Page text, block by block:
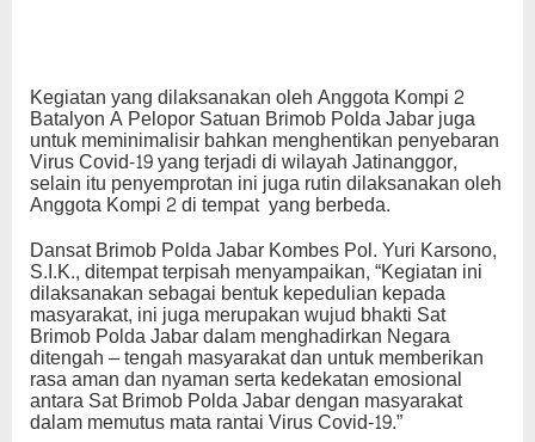
Kegiatan yang dilaksanakan oleh Anggota Kompi 2
Batalyon A Pelopor Satuan Brimob Polda Jabar juga
untuk meminimalisir bahkan menghentikan penyebaran
Virus Covid-19 yang terjadi di wilayah Jatinanggor,
selain itu penyemprotan ini juga rutin dilaksanakan oleh
Anggota Kompi 2 di tempat yang berbeda.
Dansat Brimob Polda Jabar Kombes Pol. Yuri Karsono,
S.I.K., ditempat terpisah menyampaikan, “Kegiatan ini
dilaksanakan sebagai bentuk kepedulian kepada
masyarakat, ini juga merupakan wujud bhakti Sat
Brimob Polda Jabar dalam menghadirkan Negara
ditengah – tengah masyarakat dan untuk memberikan
rasa aman dan nyaman serta kedekatan emosional
antara Sat Brimob Polda Jabar dengan masyarakat
dalam memutus mata rantai Virus Covid-19.”